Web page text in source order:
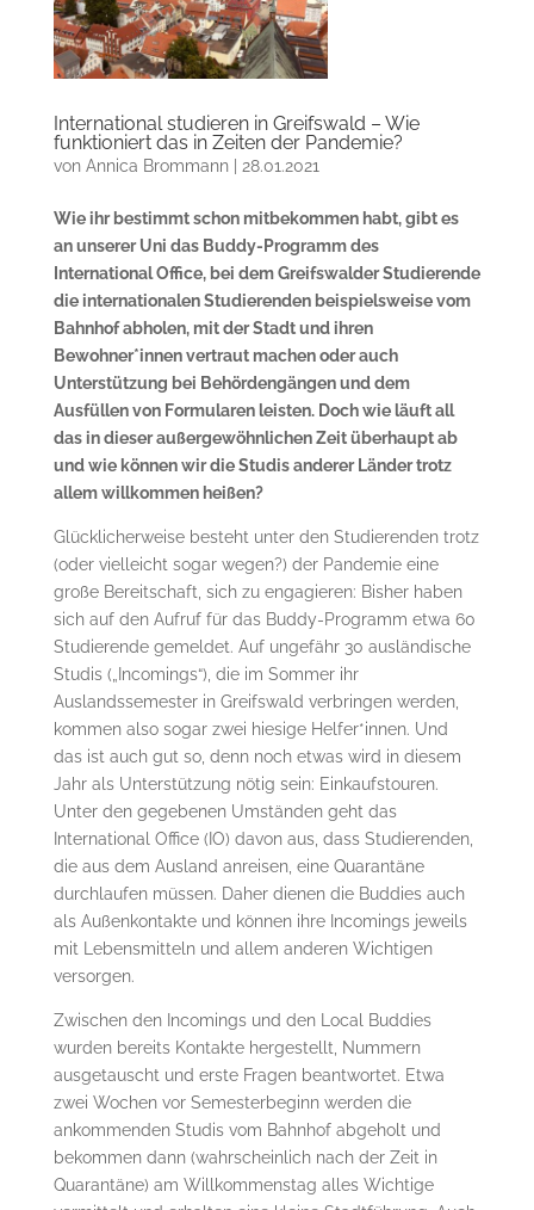
International studieren in Greifswald – Wie
funktioniert das in Zeiten der Pandemie?
von Annica Brommann| 28.01.2021
Wie ihr bestimmt schon mitbekommen habt, gibt es
an unserer Uni das Buddy-Programm des
International Office, bei dem Greifswalder Studierende
die internationalen Studierenden beispielsweise vom
Bahnhof abholen, mit der Stadt und ihren
Bewohner*innen vertraut machen oder auch
Unterstützung bei Behördengängen und dem
Ausfüllen von Formularen leisten. Doch wie läuft all
das in dieser außergewöhnlichen Zeit überhaupt ab
und wie können wir die Studis anderer Länder trotz
allem willkommen heißen?
Glücklicherweise besteht unter den Studierenden trotz
(oder vielleicht sogar wegen?) der Pandemie eine
große Bereitschaft, sich zu engagieren: Bisher haben
sich auf den Aufruf für das Buddy-Programm etwa 60
Studierende gemeldet. Auf ungefähr 30 ausländische
Studis („Incomings“), die im Sommer ihr
Auslandssemester in Greifswald verbringen werden,
kommen also sogar zwei hiesige Helfer*innen. Und
das ist auch gut so, denn noch etwas wird in diesem
Jahr als Unterstützung nötig sein: Einkaufstouren.
Unter den gegebenen Umständen geht das
International Office (IO) davon aus, dass Studierenden,
die aus dem Ausland anreisen, eine Quarantäne
durchlaufen müssen. Daher dienen die Buddies auch
als Außenkontakte und können ihre Incomings jeweils
mit Lebensmitteln und allem anderen Wichtigen
versorgen.
Zwischen den Incomings und den Local Buddies
wurden bereits Kontakte hergestellt, Nummern
ausgetauscht und erste Fragen beantwortet. Etwa
zwei Wochen vor Semesterbeginn werden die
ankommenden Studis vom Bahnhof abgeholt und
bekommen dann (wahrscheinlich nach der Zeit in
Quarantäne) am Willkommenstag alles Wichtige